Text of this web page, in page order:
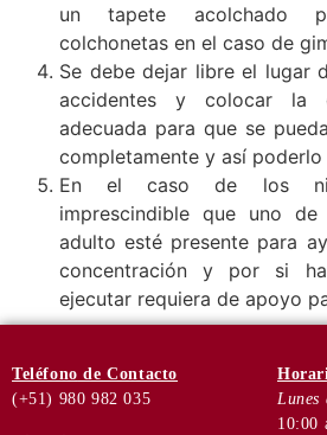
un tapete acolchado
colchonetas en el caso de
Se debe dejar libre el lugar
accidentes y colocar la
adecuada para que se
completamente y así poderlo
En el caso de los
imprescindible que uno
adulto esté presente para
concentración y por si
ejecutar requiera de apoyo
Teléfono de Contacto
(+51) 980 982 035
Lunes
10:00